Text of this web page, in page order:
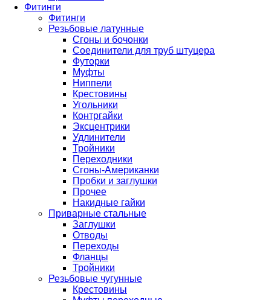
Фитинги
Фитинги
Резьбовые латунные
Сгоны и бочонки
Соединители для труб штуцера
Футорки
Муфты
Ниппели
Крестовины
Угольники
Контргайки
Эксцентрики
Удлинители
Тройники
Переходники
Сгоны-Американки
Пробки и заглушки
Прочее
Накидные гайки
Приварные стальные
Заглушки
Отводы
Переходы
Фланцы
Тройники
Резьбовые чугунные
Крестовины